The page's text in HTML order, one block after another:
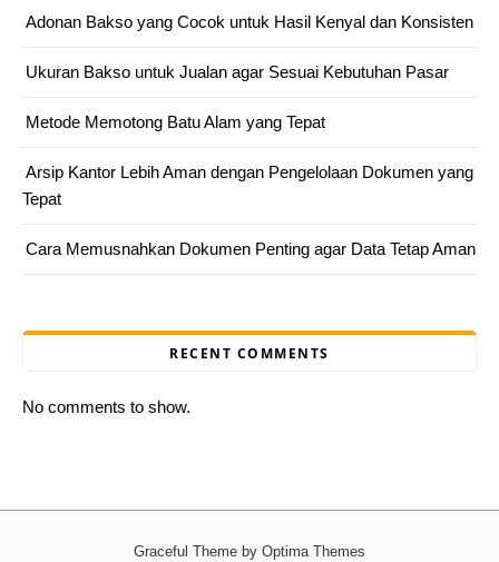
Adonan Bakso yang Cocok untuk Hasil Kenyal dan Konsisten
Ukuran Bakso untuk Jualan agar Sesuai Kebutuhan Pasar
Metode Memotong Batu Alam yang Tepat
Arsip Kantor Lebih Aman dengan Pengelolaan Dokumen yang
Tepat
Cara Memusnahkan Dokumen Penting agar Data Tetap Aman
RECENT COMMENTS
No comments to show.
Graceful Theme by Optima Themes